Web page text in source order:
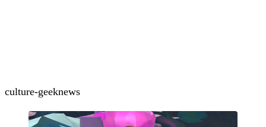
culture-geeknews